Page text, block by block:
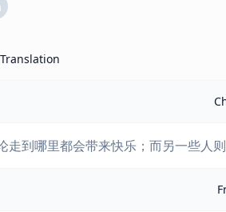
走到哪里都会带来快乐；而另一些人则